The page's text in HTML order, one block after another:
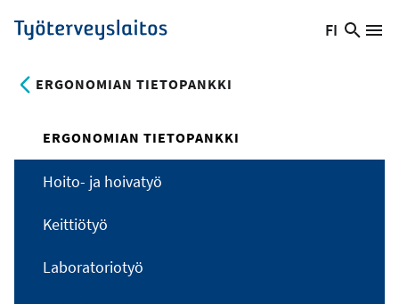
Hyppää
pääsisältöön
Työterveyslaitos
Vaihda
FI
Hae
ERGONOMIAN TIETOPANKKI
ERGONOMIAN TIETOPANKKI
Hoito- ja hoivatyö
Keittiötyö
Laboratoriotyö